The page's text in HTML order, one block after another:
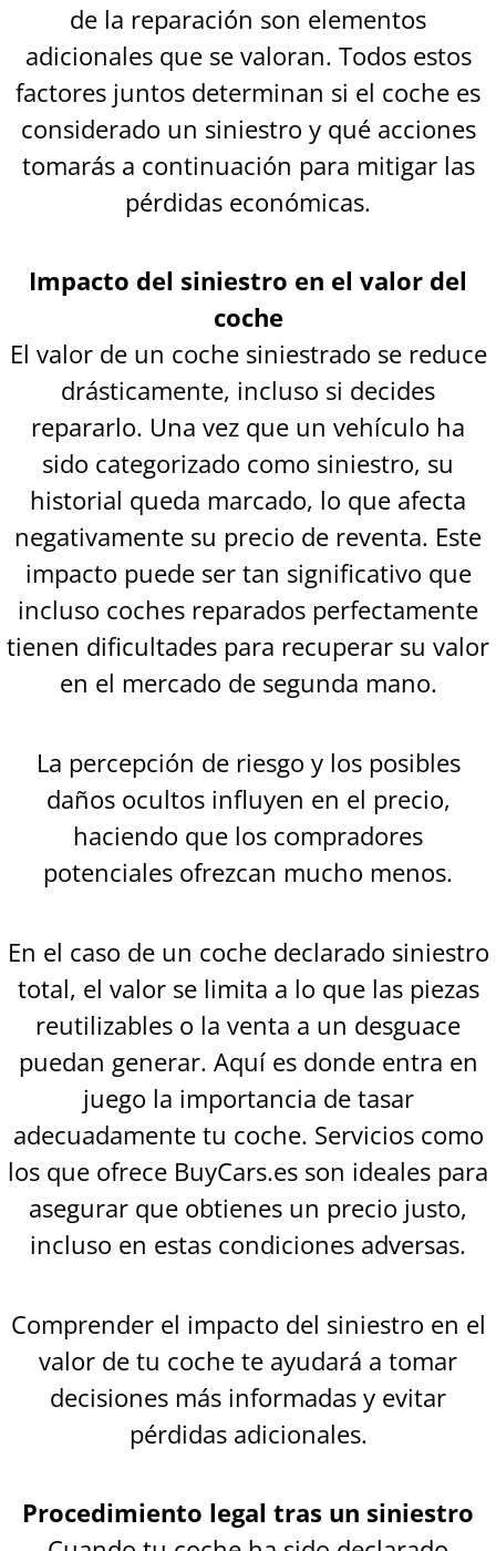
de la reparación son elementos
adicionales que se valoran. Todos estos
factores juntos determinan si el coche es
considerado un siniestro y qué acciones
tomarás a continuación para mitigar las
pérdidas económicas.
Impacto del siniestro en el valor del
coche
El valor de un coche siniestrado se reduce
drásticamente, incluso si decides
repararlo. Una vez que un vehículo ha
sido categorizado como siniestro, su
historial queda marcado, lo que afecta
negativamente su precio de reventa. Este
impacto puede ser tan significativo que
incluso coches reparados perfectamente
tienen dificultades para recuperar su valor
en el mercado de segunda mano.
La percepción de riesgo y los posibles
daños ocultos influyen en el precio,
haciendo que los compradores
potenciales ofrezcan mucho menos.
En el caso de un coche declarado siniestro
total, el valor se limita a lo que las piezas
reutilizables o la venta a un desguace
puedan generar. Aquí es donde entra en
juego la importancia de tasar
adecuadamente tu coche. Servicios como
los que ofrece BuyCars.es son ideales para
asegurar que obtienes un precio justo,
incluso en estas condiciones adversas.
Comprender el impacto del siniestro en el
valor de tu coche te ayudará a tomar
decisiones más informadas y evitar
pérdidas adicionales.
Procedimiento legal tras un siniestro